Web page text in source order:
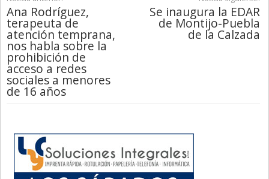
Ana Rodríguez,
terapeuta de
atención temprana,
nos habla sobre la
prohibición de
acceso a redes
sociales a menores
de 16 años
Se inaugura la EDAR
de Montijo-Puebla
de la Calzada